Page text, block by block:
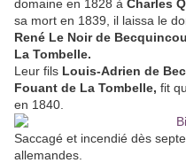
domaine en 1828 à Charles
sa mort en 1839, il laissa le
René Le Noir de
La Tombelle.
Leur fils Louis-Adrien de
Fouant de La Tombelle, fit
en 1840.
Saccagé et incendié dès
allemandes.